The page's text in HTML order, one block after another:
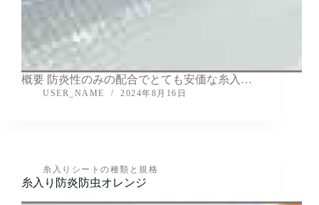
概要 防炎性のみの配合でとても安価な糸入…
USER_NAME 2024年8月16日
糸入りシートの種類と規格
糸入り防炎防虫オレンジ